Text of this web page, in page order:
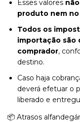
Esses valores
produto nem
Todos os
importação são
comprador,
destino.
Caso haja
deverá efetuar o
liberado e
📦 Atrasos